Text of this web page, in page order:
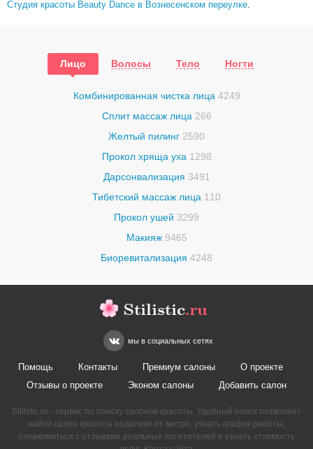
Студия красоты Beauty Dance в Вознесенском переулке.
Лицо Волосы Тело Ногти
Комбинированная чистка лица 4249
Сплит массаж лица 266
Желтый пилинг 2590
Прокол хряща уха 1298
Дарсонвализация 3491
Тибетский массаж лица 110
Прокол ушей 3299
Макияж 9465
Биоревитализация 4248
Stilistic.ru
мы в социальных сетях
Помощь Контакты Премиум салоны
О проекте
Отзывы о проекте
Эконом салоны Добавить салон
Stilistic.ru - сервис по поиску салонов красоты. Удобный поиск позволяет
найти салон красоты недалеко от метро, узнать график работы,
ознакомиться с отзывами реальных посетителей и узнать стоимость